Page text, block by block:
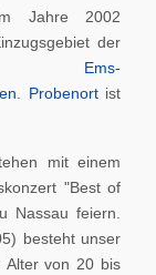
Jahre 2002
der
Ems-
Probenortist
mit einem
"Best of
Nassau feiern.
besteht unser
Alter von 20 bis